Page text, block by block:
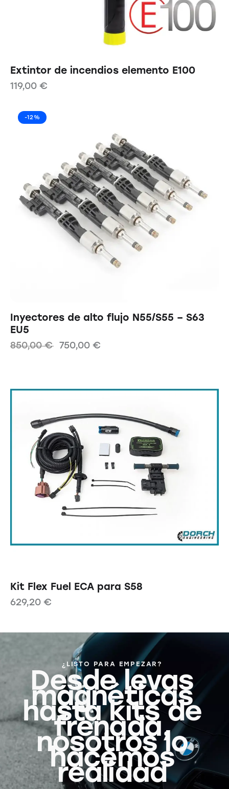
Extintor de incendios elemento E100
119,00 €
-12%
Inyectores de alto flujo N55/S55 – S63
EU5
850,00€ 750,00 €
Kit Flex Fuel ECA para S58
629,20 €
¿LISTO PARA EMPEZAR?
Desde levas
magnéticas
hasta kits de
frenada,
nosotros lo
hacemos
realidad